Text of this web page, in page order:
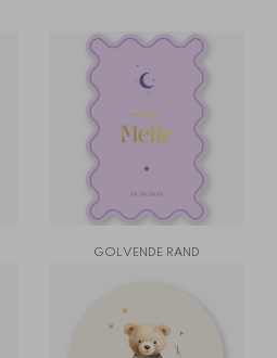
GOLVENDE RAND